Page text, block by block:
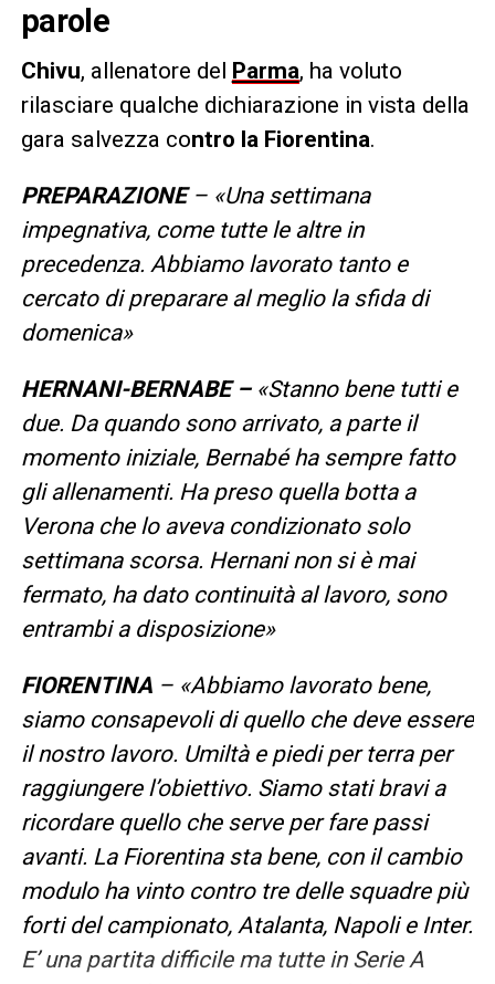
parole
Chivu, allenatore del Parma, ha voluto
rilasciare qualche dichiarazione in vista della
gara salvezza contro la Fiorentina.
PREPARAZIONE – «Una settimana
impegnativa, come tutte le altre in
precedenza. Abbiamo lavorato tanto e
cercato di preparare al meglio la sfida di
domenica»
HERNANI-BERNABE – «Stanno bene tutti e
due. Da quando sono arrivato, a parte il
momento iniziale, Bernabé ha sempre fatto
gli allenamenti. Ha preso quella botta a
Verona che lo aveva condizionato solo
settimana scorsa. Hernani non si è mai
fermato, ha dato continuità al lavoro, sono
entrambi a disposizione»
FIORENTINA – «Abbiamo lavorato bene,
siamo consapevoli di quello che deve essere
il nostro lavoro. Umiltà e piedi per terra per
raggiungere l’obiettivo. Siamo stati bravi a
ricordare quello che serve per fare passi
avanti. La Fiorentina sta bene, con il cambio
modulo ha vinto contro tre delle squadre più
forti del campionato, Atalanta, Napoli e Inter.
E’ una partita difficile ma tutte in Serie A